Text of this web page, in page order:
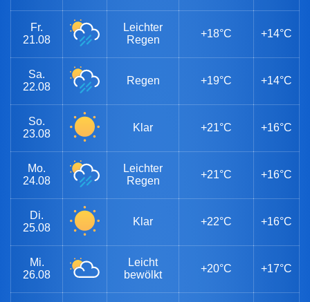
Fr.
21.08
Leichter
Regen
+18°C +14°C
Sa.
22.08
Regen +19°C +14°C
So.
23.08
Klar +21°C +16°C
Mo.
24.08
Leichter
Regen
+21°C +16°C
Di.
25.08
Klar +22°C +16°C
Mi.
26.08
Leicht
bewölkt
+20°C +17°C